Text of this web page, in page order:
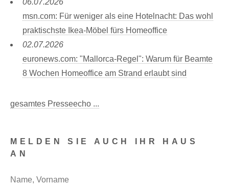
MELDEN SIE AUCH IHR HAUS
AN
msn.com: Für weniger als eine Hotelnacht: Das wohl
praktischste Ikea-Möbel fürs Homeoffice
02.07.2026
euronews.com: "Mallorca-Regel": Warum für Beamte
8 Wochen Homeoffice am Strand erlaubt sind
gesamtes Presseecho ...